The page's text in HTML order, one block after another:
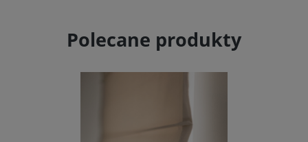
Polecane produkty